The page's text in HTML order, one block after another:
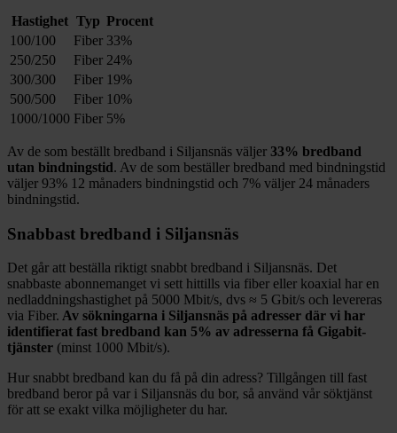
Hastighet Typ Procent
100/100
Fiber 33%
250/250
Fiber 24%
300/300
Fiber 19%
500/500
Fiber 10%
1000/1000 Fiber 5%
Av de som beställt bredband i Siljansnäs väljer 33% bredband
utan bindningstid. Av de som beställer bredband med bindningstid
väljer 93% 12 månaders bindningstid och 7% väljer 24 månaders
bindningstid.
Snabbast bredband i Siljansnäs
Det går att beställa riktigt snabbt bredband i Siljansnäs. Det
snabbaste abonnemanget vi sett hittills via fiber eller koaxial har en
nedladdningshastighet på 5000 Mbit/s, dvs ≈ 5 Gbit/s och levereras
via Fiber. Av sökningarna i Siljansnäs på adresser där vi har
identifierat fast bredband kan 5% av adresserna få Gigabit-
tjänster (minst 1000 Mbit/s).
Hur snabbt bredband kan du få på din adress? Tillgången till fast
bredband beror på var i Siljansnäs du bor, så använd vår söktjänst
för att se exakt vilka möjligheter du har.